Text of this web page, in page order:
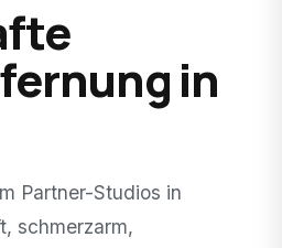
in
Partner-Studios in
schmerzarm,